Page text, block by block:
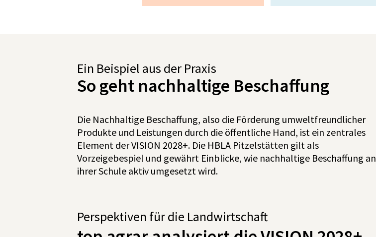
Ein Beispiel aus der Praxis
So geht nachhaltige Beschaffung
Die Nachhaltige Beschaffung, also die Förderung umweltfreundlicher
Produkte und Leistungen durch die öffentliche Hand, ist ein zentrales
Element der VISION 2028+. Die HBLA Pitzelstätten gilt als
Vorzeigebespiel und gewährt Einblicke, wie nachhaltige Beschaffung an
ihrer Schule aktiv umgesetzt wird.
Perspektiven für die Landwirtschaft